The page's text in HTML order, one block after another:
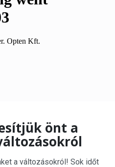
önt a
a változásokról! Sok időt